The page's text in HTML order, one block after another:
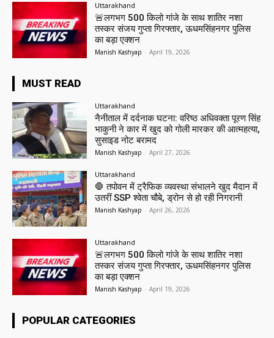
Uttarakhand
🚨लगभग 500 किलो गांजे के साथ शातिर नशा
तस्कर संजय गुप्ता गिरफ्तार, ऊधमसिंहनगर पुलिस
का बड़ा एक्शन
Manish Kashyap - April 19, 2026
MUST READ
Uttarakhand
नैनीताल में दर्दनाक घटना: वरिष्ठ अधिवक्ता पूरण सिंह
भाकुनी ने कार में खुद को गोली मारकर की आत्महत्या,
सुसाइड नोट बरामद
Manish Kashyap - April 27, 2026
Uttarakhand
🛑 तपोवन में ट्रैफिक व्यवस्था संभालने खुद मैदान में
उतरीं SSP श्वेता चौबे, ड्रोन से हो रही निगरानी
Manish Kashyap - April 26, 2026
Uttarakhand
🚨लगभग 500 किलो गांजे के साथ शातिर नशा
तस्कर संजय गुप्ता गिरफ्तार, ऊधमसिंहनगर पुलिस
का बड़ा एक्शन
Manish Kashyap - April 19, 2026
POPULAR CATEGORIES